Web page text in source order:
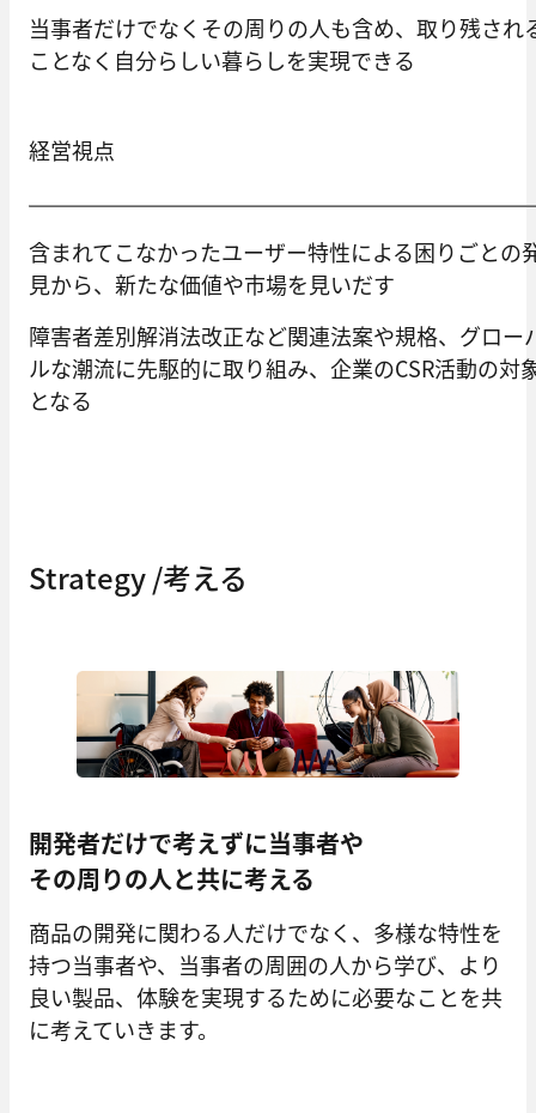
当事者だけでなくその周りの人も含め、取り残され
ことなく自分らしい暮らしを実現できる
経営視点
含まれてこなかったユーザー特性による困りごとの
見から、新たな価値や市場を見いだす
障害者差別解消法改正など関連法案や規格、グロー
ルな潮流に先駆的に取り組み、企業のCSR活動の対
となる
Strategy /考える
開発者だけで考えずに当事者や
その周りの人と共に考える
商品の開発に関わる人だけでなく、多様な特性を
持つ当事者や、当事者の周囲の人から学び、より
良い製品、体験を実現するために必要なことを共
に考えていきます。